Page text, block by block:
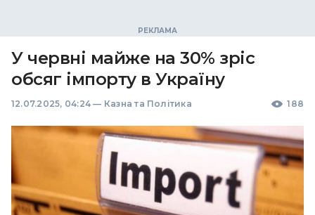
У червні майже на 30% зріс
обсяг імпорту в Україну
12.07.2025, 04:24 — Казна та Політика 188